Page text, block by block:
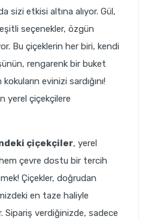
sizi etkisi altına alıyor. Gül,
seçenekler, özgün
Bu çiçeklerin her biri, kendi
rengarenk bir buket
evinizi sardığını!
yerel çiçekçilere
çiçekçiler, yerel
çevre dostu bir tercih
Çiçekler, doğrudan
en taze haliyle
Sipariş verdiğinizde, sadece